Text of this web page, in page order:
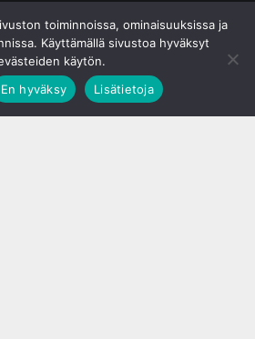
toiminnoissa, ominaisuuksissa ja
Käyttämällä sivustoa hyväksyt
käytön.
En hyväksy Lisätietoja